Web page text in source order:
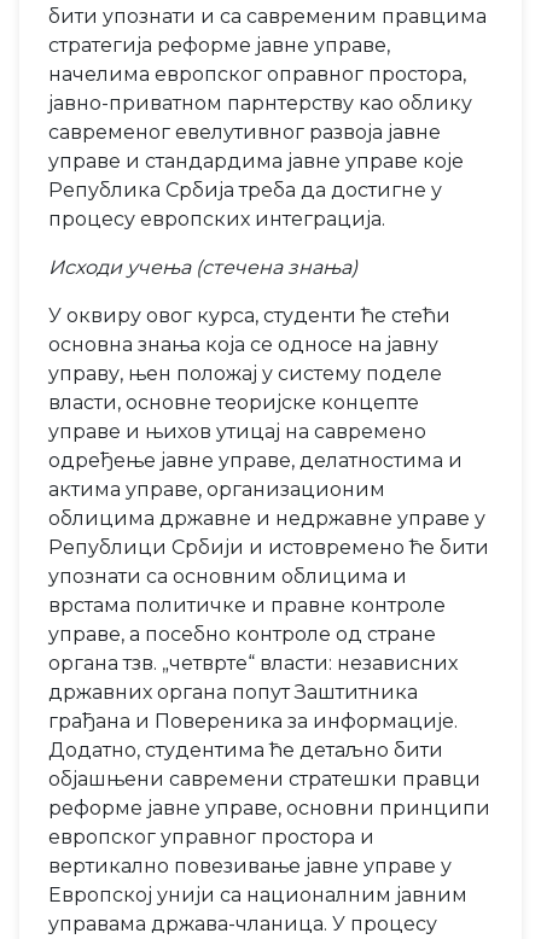
бити упознати и са савременим правцима
стратегија реформе јавне управе,
начелима европског оправног простора,
јавно-приватном парнтерству као облику
савременог евелутивног развоја јавне
управе и стандардима јавне управе које
Република Србија треба да достигне у
процесу европских интеграција.
Исходи учења (стечена знања)
У оквиру овог курса, студенти ће стећи
основна знања која се односе на јавну
управу, њен положај у систему поделе
власти, основне теоријске концепте
управе и њихов утицај на савремено
одређење јавне управе, делатностима и
актима управе, организационим
облицима државне и недржавне управе у
Републици Србији и истовремено ће бити
упознати са основним облицима и
врстама политичке и правне контроле
управе, а посебно контроле од стране
органа тзв. „четврте“ власти: независних
државних органа попут Заштитника
грађана и Повереника за информације.
Додатно, студентима ће детаљно бити
објашњени савремени стратешки правци
реформе јавне управе, основни принципи
европског управног простора и
вертикално повезивање јавне управе у
Европској унији са националним јавним
управама држава-чланица. У процесу